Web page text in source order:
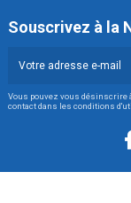
Souscrivez à la
Vous pouvez vous désinscrire
contact dans les conditions